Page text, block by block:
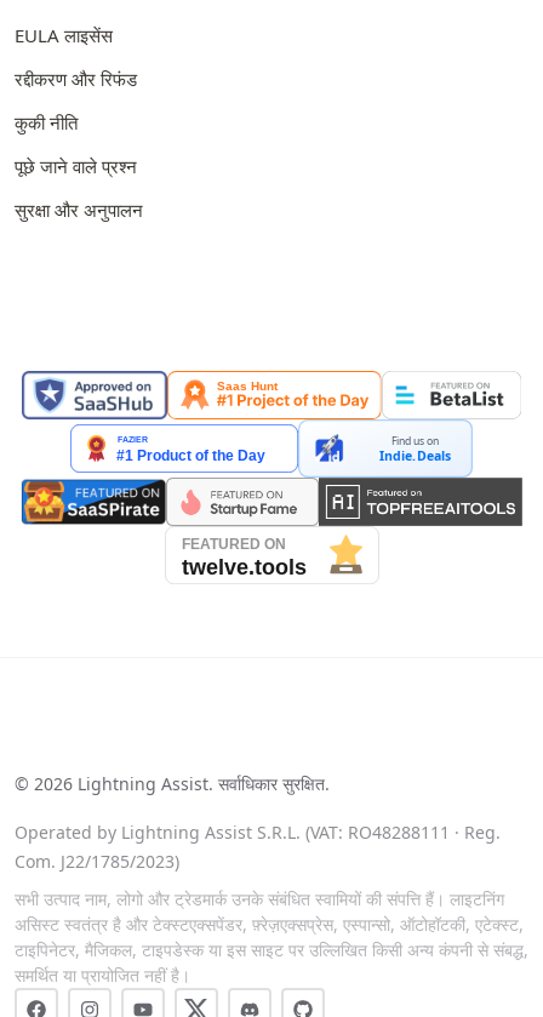
EULA लाइसेंस
रद्दीकरण और रिफंड
कुकी नीति
पूछे जाने वाले प्रश्न
सुरक्षा और अनुपालन
Find us on
Indie.Deals
© 2026 Lightning Assist. सर्वाधिकार सुरक्षित.
Operated by Lightning Assist S.R.L. (VAT: RO48288111 · Reg.
Com. J22/1785/2023)
सभी उत्पाद नाम, लोगो और ट्रेडमार्क उनके संबंधित स्वामियों की संपत्ति हैं। लाइटनिंग
असिस्ट स्वतंत्र है और टेक्स्टएक्सपेंडर, फ़्रेज़एक्सप्रेस, एस्पान्सो, ऑटोहॉटकी, एटेक्स्ट,
टाइपिनेटर, मैजिकल, टाइपडेस्क या इस साइट पर उल्लिखित किसी अन्य कंपनी से संबद्ध,
समर्थित या प्रायोजित नहीं है।